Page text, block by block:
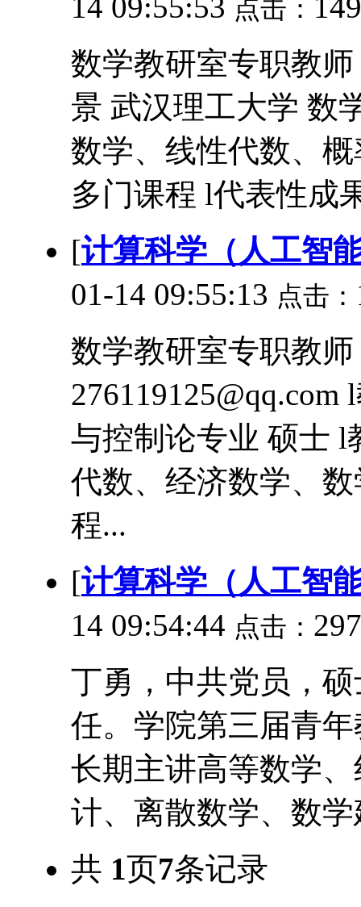
点击：
数学教研室专职教师
景 武汉理工大学 数
数学、线性代数、
多门课程 l代表性成
[计算科学（人工智
01-14 09:55:13 点击：
数学教研室专职教
与控制论专业 硕士 l
代数、经济数学、
程...
[计算科学（人工智
14 09:54:44 点击：
丁勇，中共党员，
任。学院第三届青
长期主讲高等数学
计、离散数学、数
共 1页7条记录